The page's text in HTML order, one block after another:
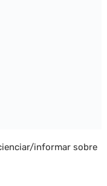
informar sobre